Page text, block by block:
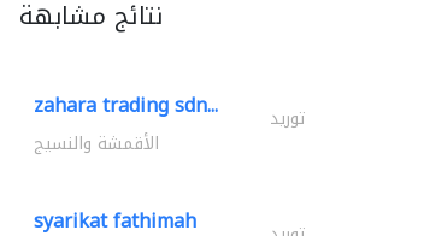
نتائج مشابهة
zahara trading sdn... توريد
الأقمشة والنسيج
syarikat fathimah